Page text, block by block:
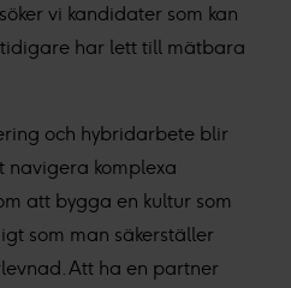
vi kandidater som kan
har lett till mätbara
och hybridarbete blir
navigera komplexa
att bygga en kultur som
som man säkerställer
Att ha en partner